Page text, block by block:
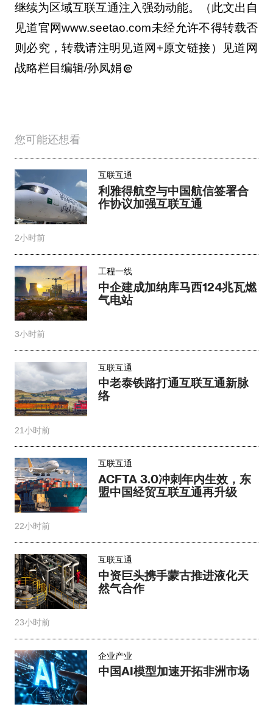
继续为区域互联互通注入强劲动能。（此文出自
见道官网www.seetao.com未经允许不得转载否
则必究，转载请注明见道网+原文链接）见道网
战略栏目编辑/孙凤娟
您可能还想看
互联互通
利雅得航空与中国航信签署合
作协议加强互联互通
2小时前
工程一线
中企建成加纳库马西124兆瓦燃
气电站
3小时前
互联互通
中老泰铁路打通互联互通新脉
络
21小时前
互联互通
ACFTA 3.0冲刺年内生效，东
盟中国经贸互联互通再升级
22小时前
互联互通
中资巨头携手蒙古推进液化天
然气合作
23小时前
企业产业
中国AI模型加速开拓非洲市场